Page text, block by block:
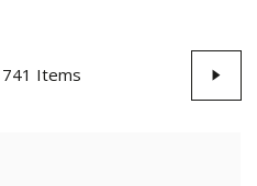
Page
741 Items